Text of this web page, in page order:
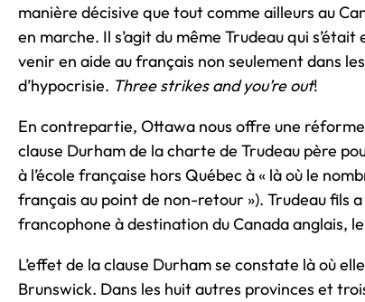
manière décisive que tout comme ailleurs au
en marche. Il s’agit du même Trudeau qui
venir en aide au français non seulement dans
d’hypocrisie. Three strikes and you’re out!
En contrepartie, Ottawa nous offre une
clause Durham de la charte de Trudeau père
à l’école française hors Québec à « là où le
français au point de non-retour »). Trudeau fils
francophone à destination du Canada anglais,
L’effet de la clause Durham se constate là où
Brunswick. Dans les huit autres provinces et